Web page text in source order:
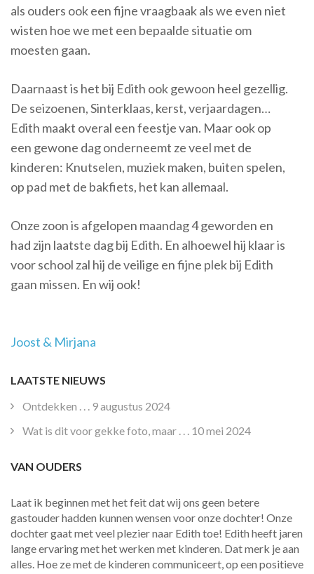
als ouders ook een fijne vraagbaak als we even niet
wisten hoe we met een bepaalde situatie om
moesten gaan.
Daarnaast is het bij Edith ook gewoon heel gezellig.
De seizoenen, Sinterklaas, kerst, verjaardagen…
Edith maakt overal een feestje van. Maar ook op
een gewone dag onderneemt ze veel met de
kinderen: Knutselen, muziek maken, buiten spelen,
op pad met de bakfiets, het kan allemaal.
Onze zoon is afgelopen maandag 4 geworden en
had zijn laatste dag bij Edith. En alhoewel hij klaar is
voor school zal hij de veilige en fijne plek bij Edith
gaan missen. En wij ook!
Post
Joost & Mirjana
LAATSTE NIEUWS
Ontdekken . . . 9 augustus 2024
Wat is dit voor gekke foto, maar . . . 10 mei 2024
VAN OUDERS
Laat ik beginnen met het feit dat wij ons geen betere
gastouder hadden kunnen wensen voor onze dochter! Onze
dochter gaat met veel plezier naar Edith toe! Edith heeft jaren
lange ervaring met het werken met kinderen. Dat merk je aan
alles. Hoe ze met de kinderen communiceert, op een positieve